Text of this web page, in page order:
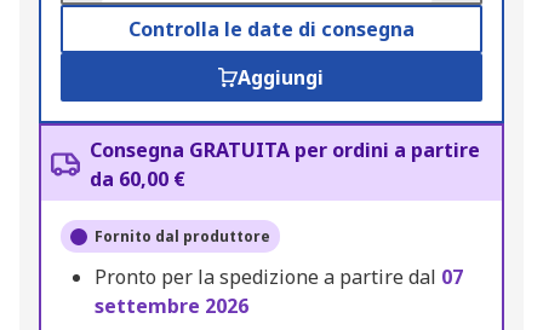
Controlla le date di consegna
Aggiungi
Consegna GRATUITA per ordini a partire
da 60,00 €
Fornito dal produttore
Pronto per la spedizione a partire dal 07
settembre 2026